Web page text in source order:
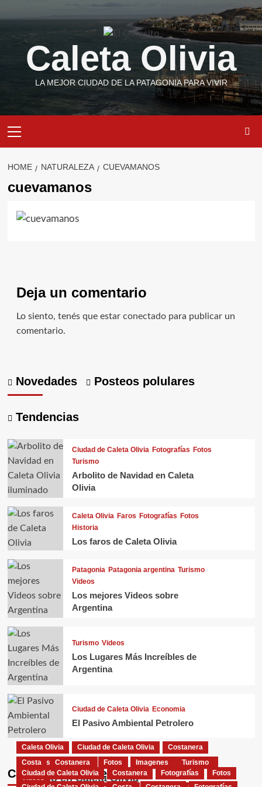
to
content
Caleta Olivia
LA MEJOR CIUDAD DE LA PATAGONIA PARA VIVIR
Menu
HOME NATURALEZA CUEVAMANOS
cuevamanos
Deja un comentario
Lo siento, tenés que estar conectadopara publicar un
comentario.
Novedades Posteos polulares
Tendencias
Ciudad de Caleta Olivia Fotografías Fotos
Turismo
Arbolito de Navidad en Caleta
Olivia
Caleta Olivia Faros Fotografías Fotos
Historia
Los faros de Caleta Olivia
Patagonia Patagonia argentina Turismo
Videos
Los mejores Videos sobre
Argentina
Turismo Videos
Los Lugares Más Increíbles de
Argentina
Ciudad de Caleta Olivia Economia
El Pasivo Ambiental Petrolero
Carrusel de Posteos
Caleta Olivia Ciudad de Caleta Olivia
Costanera
El Gorosito
Fauna Flora Naturaleza Turismo
Turismo en Caleta Olivia
Costa Costanera Fotos Imagenes
Turismo
Videos
Ciudad de Caleta Olivia Costanera Fotografías
Fotos